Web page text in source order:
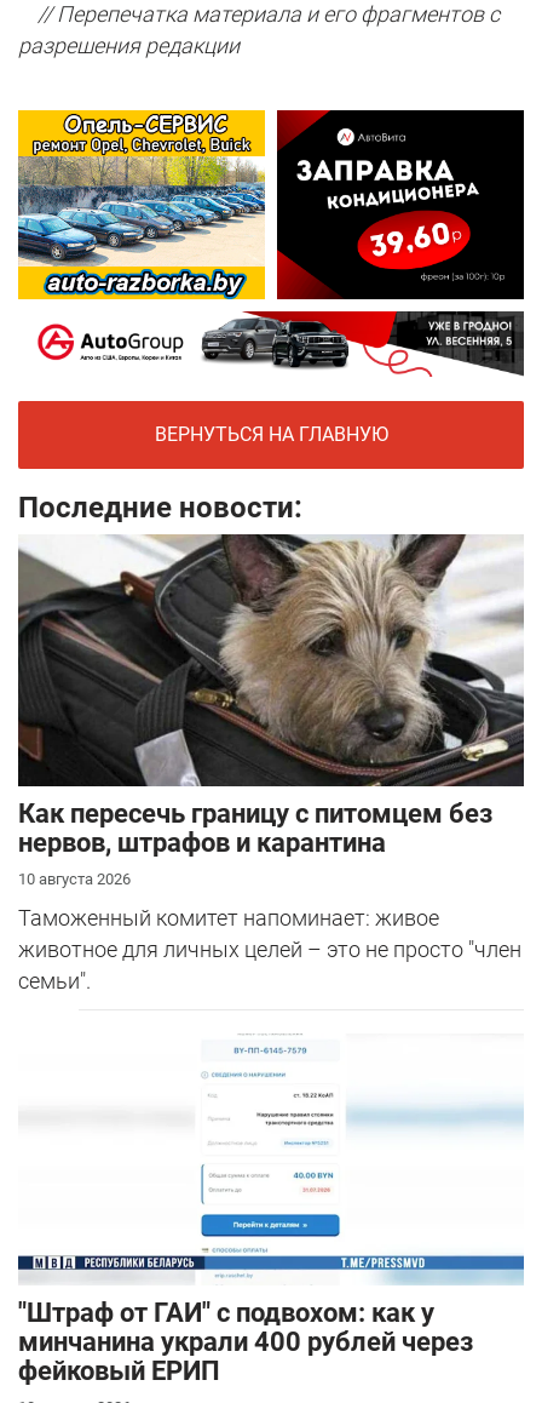
// Перепечатка материала и его фрагментов с
разрешения редакции
ВЕРНУТЬСЯ НА ГЛАВНУЮ
Последние новости:
Как пересечь границу с питомцем без
нервов, штрафов и карантина
10 августа 2026
Таможенный комитет напоминает: живое
животное для личных целей – это не просто "член
семьи".
"Штраф от ГАИ" с подвохом: как у
минчанина украли 400 рублей через
фейковый ЕРИП